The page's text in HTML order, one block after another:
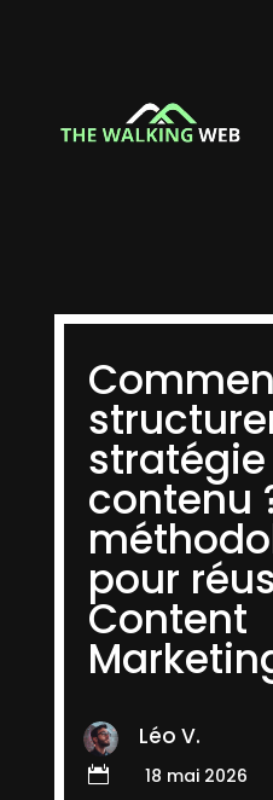
contenu
pour
Content
Léo V.
 18 mai 2026